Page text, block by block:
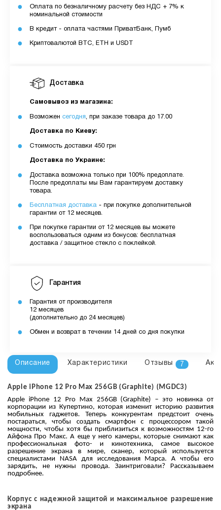
Доставка
Самовывоз из магазина:
Возможен сегодня, при заказе товара до 17.00
Доставка по Киеву:
Стоимость доставки 450 грн
Доставка по Украине:
Доставка возможна только при 100% предоплате.
После предоплаты мы Вам гарантируем доставку
товара.
Бесплатная доставка - при покупке дополнительной
гарантии от 12 месяцев.
При покупке гарантии от 12 месяцев вы можете
воспользоваться одним из бонусов: бесплатная
доставка / защитное стекло с поклейкой.
Гарантия
Гарантия от производителя
12 месяцев
(дополнительно до 24 месяцев)
Обмен и возврат в течении 14 дней со дня покупки
Оплата по безналичному расчету без НДС + 7% к
номинальной стоимости
В кредит - оплата частями ПриватБанк, Пумб
Криптовалютой BTC, ETH и USDT
Описание Характеристики Отзывы 7
Apple iPhone 12 Pro Max 256GB (Graphite) (MGDC3)
Apple iPhone 12 Pro Max 256GB (Graphite) – это новинка от
корпорации из Купертино, которая изменит историю развития
мобильных гаджетов. Теперь конкурентам предстоит очень
постараться, чтобы создать смартфон с процессором такой
мощности, чтобы хотя бы приблизиться к возможностям 12-го
Айфона Про Макс. А еще у него камеры, которые снимают как
профессиональная фото- и кинотехника, самое высокое
разрешение экрана в мире, сканер, который используется
специалистами NASA для исследования Марса. А чтобы его
зарядить, не нужны провода. Заинтриговали? Рассказываем
подробнее.
Корпус с надежной защитой и максимальное разрешение
экрана